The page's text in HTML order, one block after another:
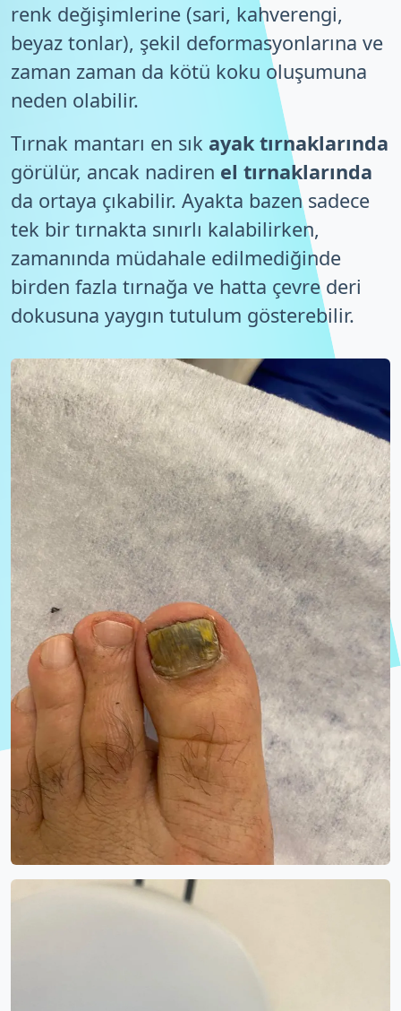
renk değişimlerine (sari, kahverengi,
beyaz tonlar), şekil deformasyonlarına ve
zaman zaman da kötü koku oluşumuna
neden olabilir.
Tırnak mantarı en sık ayak tırnaklarında
görülür, ancak nadiren el tırnaklarında
da ortaya çıkabilir. Ayakta bazen sadece
tek bir tırnakta sınırlı kalabilirken,
zamanında müdahale edilmediğinde
birden fazla tırnağa ve hatta çevre deri
dokusuna yaygın tutulum gösterebilir.